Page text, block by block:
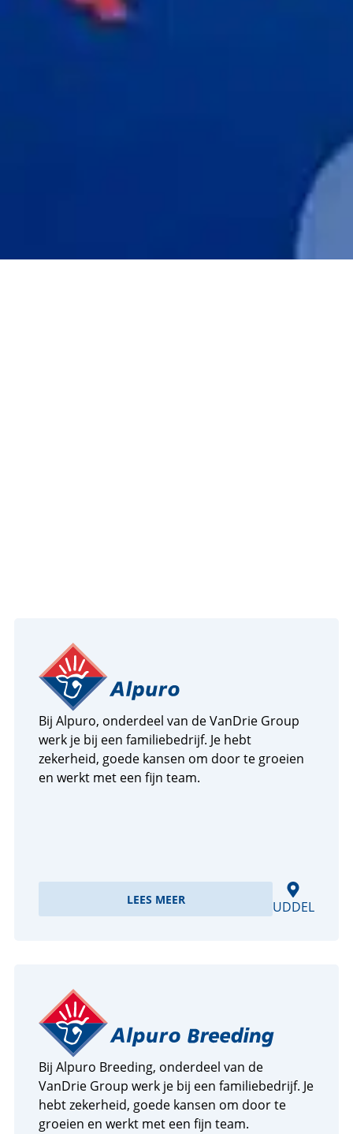
Bij Alpuro, onderdeel van de VanDrie Group
werk je bij een familiebedrijf. Je hebt
zekerheid, goede kansen om door te groeien
en werkt met een fijn team.
LEES MEER UDDEL
Bij Alpuro Breeding, onderdeel van de
VanDrie Group werk je bij een familiebedrijf. Je
hebt zekerheid, goede kansen om door te
groeien en werkt met een fijn team.